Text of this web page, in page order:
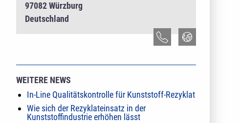
97082 Würzburg
Deutschland
WEITERE NEWS
In-Line Qualitätskontrolle für Kunststoff-Rezyklat
Wie sich der Rezyklateinsatz in der
Kunststoffindustrie erhöhen lässt